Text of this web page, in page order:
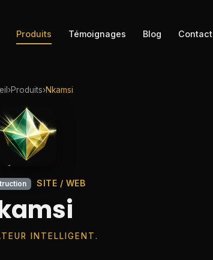
Produits Témoignages Blog Contact
›Produits›Nkamsi
SITE / WEB
INTELLIGENT.